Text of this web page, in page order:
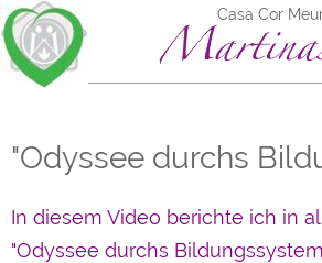
Casa Cor
"Odyssee durchs
In diesem Video berichte ich in
"Odyssee durchs